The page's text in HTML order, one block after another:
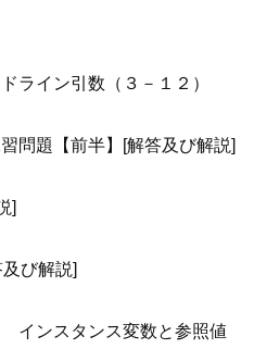
ライン引数（３－１２）
問題【前半】[解答及び解説]
]
び解説]
インスタンス変数と参照値